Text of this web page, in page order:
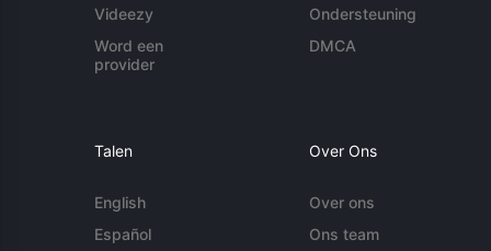
Videezy
Word een
provider
Ondersteuning
DMCA
Talen
English
Español
Over Ons
Over ons
Ons team